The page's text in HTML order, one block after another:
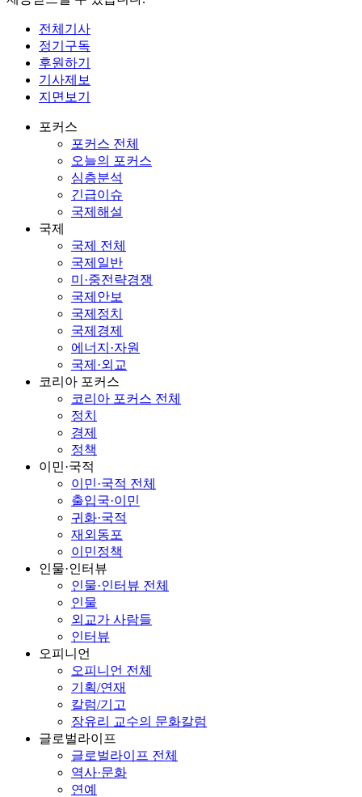
전체기사
정기구독
후원하기
기사제보
지면보기
포커스
포커스 전체
오늘의 포커스
심층분석
긴급이슈
국제해설
국제
국제 전체
국제일반
미·중전략경쟁
국제안보
국제정치
국제경제
에너지·자원
국제·외교
코리아 포커스
코리아 포커스 전체
정치
경제
정책
이민·국적
이민·국적 전체
출입국·이민
귀화·국적
재외동포
이민정책
인물·인터뷰
인물·인터뷰 전체
인물
외교가 사람들
인터뷰
오피니언
오피니언 전체
기획/연재
칼럼/기고
장유리 교수의 문화칼럼
글로벌라이프
글로벌라이프 전체
역사·문화
연예